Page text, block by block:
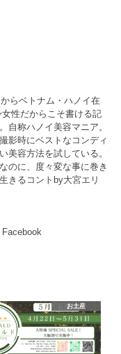
らベトナム・ハノイ在
性だからこそ書ける記
自称ハノイ美容マニア。
影時にベストなコンディ
美容方法を試している。
のに、度々変な事に巻き
生きるコントby大宮エリ
Facebook
お土産